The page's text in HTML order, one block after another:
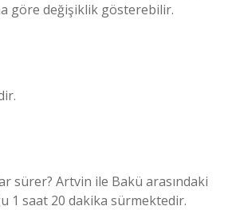
göre değişiklik gösterebilir.
sürer? Artvin ile Bakü arasındaki
1 saat 20 dakika sürmektedir.